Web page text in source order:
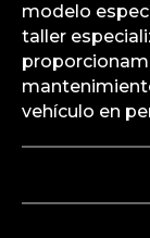
modelo
taller
vehículo en